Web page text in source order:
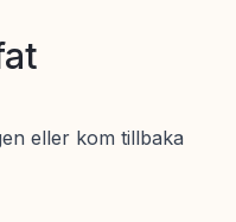
eller kom tillbaka